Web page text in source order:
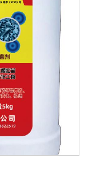
【注意事项】 1.
合使用，用过农
2.本品如与化肥
处保存，避免